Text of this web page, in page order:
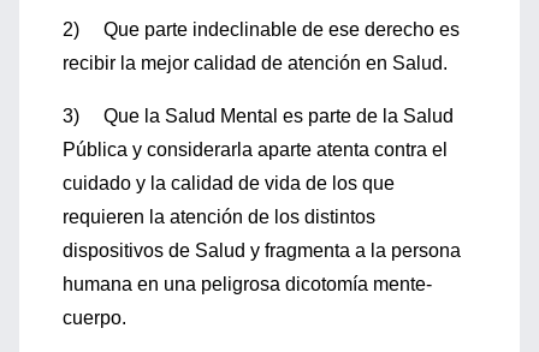
2) Que parte indeclinable de ese derecho es
recibir la mejor calidad de atención en Salud.
3) Que la Salud Mental es parte de la Salud
Pública y considerarla aparte atenta contra el
cuidado y la calidad de vida de los que
requieren la atención de los distintos
dispositivos de Salud y fragmenta a la persona
humana en una peligrosa dicotomía mente-
cuerpo.